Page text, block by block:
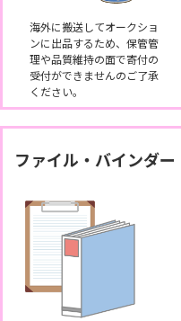
海外に搬送してオークショ
ンに出品するため、保管管
理や品質維持の面で寄付の
受付ができませんのご了承
ください。
ファイル・バインダー